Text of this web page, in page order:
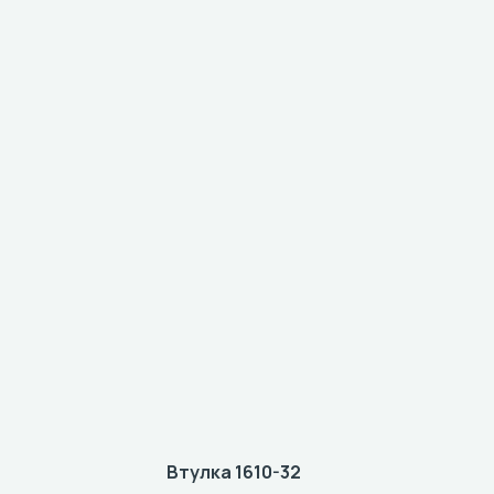
Втулка 1610-32